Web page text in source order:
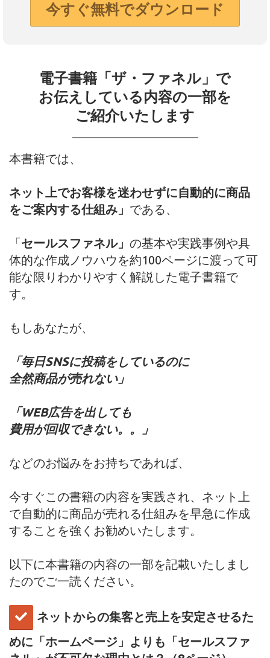
今すぐ無料でダウンロード
電子書籍「ザ・ファネル」で
お伝えしている内容の一部を
ご紹介いたします
本書籍では、
ネット上でお客様を迷わせずに自動的に商品
をご案内する仕組み」 である、
「セールスファネル」 の基本や実践事例や具
体的な作成ノウハウを約100ページに渡って可
能な限りわかりやすく解説した電子書籍で
す。
もしあなたが、
「毎日SNSに投稿をしているのに
全然商品が売れない」
「WEB広告を出しても
費用が回収できない。。」
などのお悩みをお持ちであれば、
今すぐこの書籍の内容を実践され、 ネット上
で自動的に商品が売れる仕組みを早急に作成
することを強くお勧めいたします。
以下に本書籍の内容の一部を記載いたしまし
たのでご一読ください。
​​ネットからの集客と売上を安定させるた
めに「ホームページ」よりも「セールスファ